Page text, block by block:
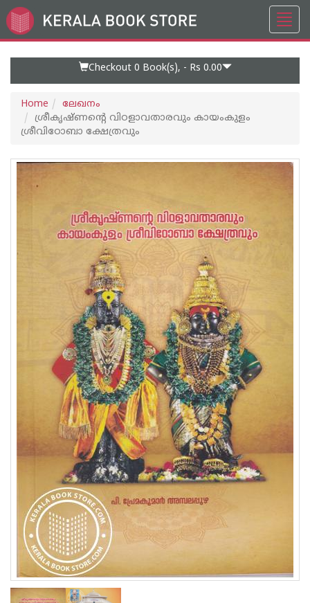
Go
to
Checkout 0 Book(s), - Rs 0.00
Home
ലേഖനം
ശ്രീകൃഷ്ണന്റെ വിഠളാവതാരവും കായംകുളം
ശ്രീവിഠോബാ ക്ഷേത്രവും